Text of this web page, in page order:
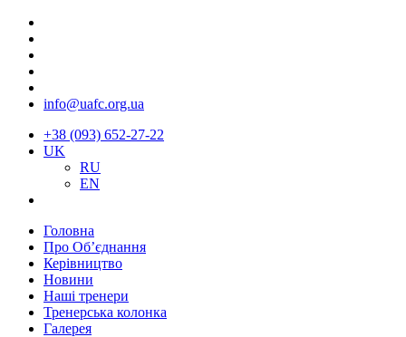
info@uafc.org.ua
+38 (093) 652-27-22
UK
RU
EN
Головна
Про Об’єднання
Керівництво
Новини
Наші тренери
Тренерська колонка
Галерея